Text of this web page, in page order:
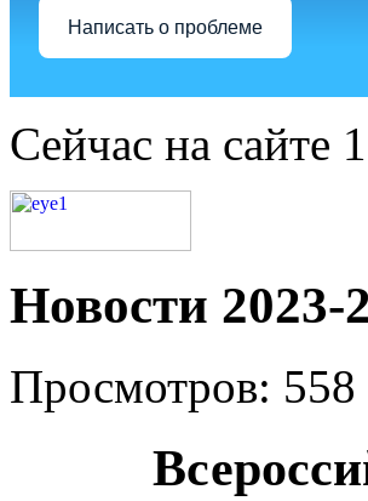
Написать о проблеме
Сейчас на сайте
Новости 2023-
Просмотров: 558